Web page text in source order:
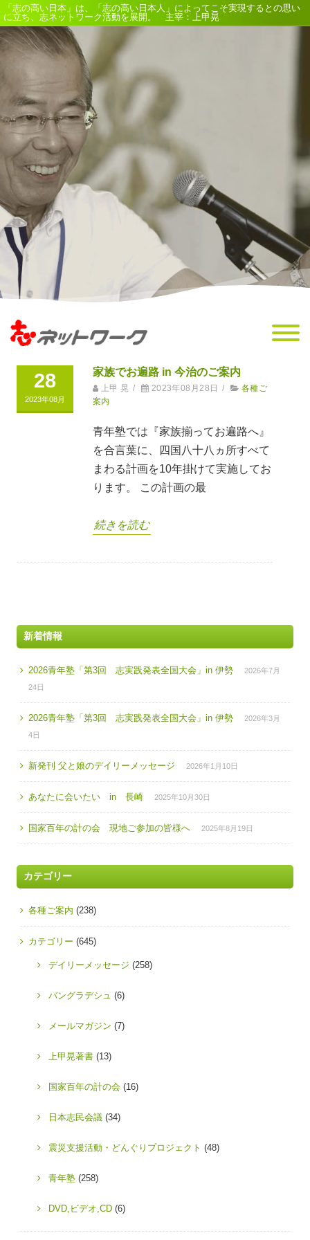
「志の高い日本」は、「志の高い日本人」によってこそ実現するとの思い
に立ち、志ネットワーク活動を展開。 主宰：上甲晃
28
2023年08月
家族でお遍路 in 今治のご案内
上甲 晃 / 2023年08月28日 /
各種ご
案内
青年塾では『家族揃ってお遍路へ』
を合言葉に、四国八十八ヵ所すべて
まわる計画を10年掛けて実施してお
ります。 この計画の最
続きを読む
新着情報
2026青年塾「第3回 志実践発表全国大会」in 伊勢
2026年7月
24日
2026青年塾「第3回 志実践発表全国大会」in 伊勢
2026年3月
4日
新発刊 父と娘のデイリーメッセージ 2026年1月10日
あなたに会いたい in 長崎 2025年10月30日
国家百年の計の会 現地ご参加の皆様へ 2025年8月19日
カテゴリー
各種ご案内 (238)
カテゴリー (645)
デイリーメッセージ (258)
バングラデシュ (6)
メールマガジン (7)
上甲晃著書 (13)
国家百年の計の会 (16)
日本志民会議 (34)
震災支援活動・どんぐりプロジェクト (48)
青年塾 (258)
DVD,ビデオ,CD (6)